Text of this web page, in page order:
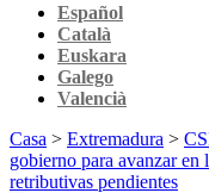
Español
Català
Euskara
Galego
Valencià
Casa > Extremadura >
gobierno para avanzar en
retributivas pendientes